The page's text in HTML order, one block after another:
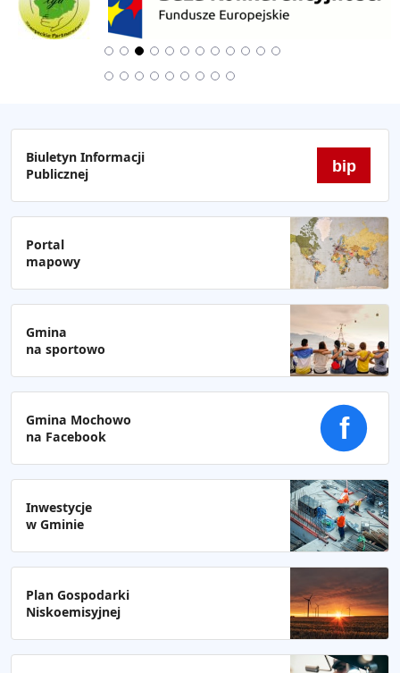
Biuletyn Informacji
Publicznej
bip
Portal
mapowy
Gmina
na sportowo
Gmina Mochowo
na Facebook
f
Inwestycje
w Gminie
Plan Gospodarki
Niskoemisyjnej